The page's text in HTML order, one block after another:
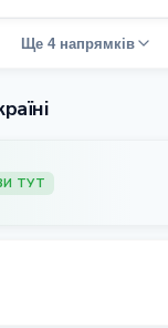
Ще 4 напрямків
ТУТ